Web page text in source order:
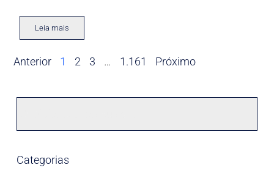
Leia mais
Anterior 1 2 3 … 1.161 Próximo
Categorias